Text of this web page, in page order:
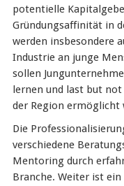
potentielle
Gründungsaffinität in
werden insbesondere
Industrie an junge
sollen
lernen und last but
der Region ermöglicht
Die
verschiedene
Mentoring durch
Branche. Weiter ist